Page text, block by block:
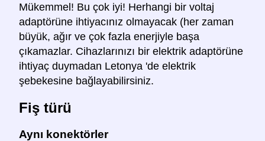
Mükemmel! Bu çok iyi! Herhangi bir voltaj
adaptörüne ihtiyacınız olmayacak (her zaman
büyük, ağır ve çok fazla enerjiyle başa
çıkamazlar. Cihazlarınızı bir elektrik adaptörüne
ihtiyaç duymadan Letonya 'de elektrik
şebekesine bağlayabilirsiniz.
Fiş türü
Aynı konektörler